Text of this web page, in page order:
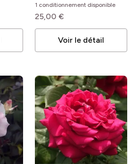
1 conditionnement disponible
25,00 €
Voir le détail